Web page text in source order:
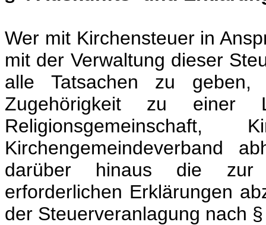
Wer mit Kirchensteuer in
mit der Verwaltung dieser
alle Tatsachen zu
Zugehörigkeit zu einer
Religionsgemeinschaft,
Kirchengemeindeverband
darüber hinaus die zur
erforderlichen Erklärungen
der Steuerveranlagung nach